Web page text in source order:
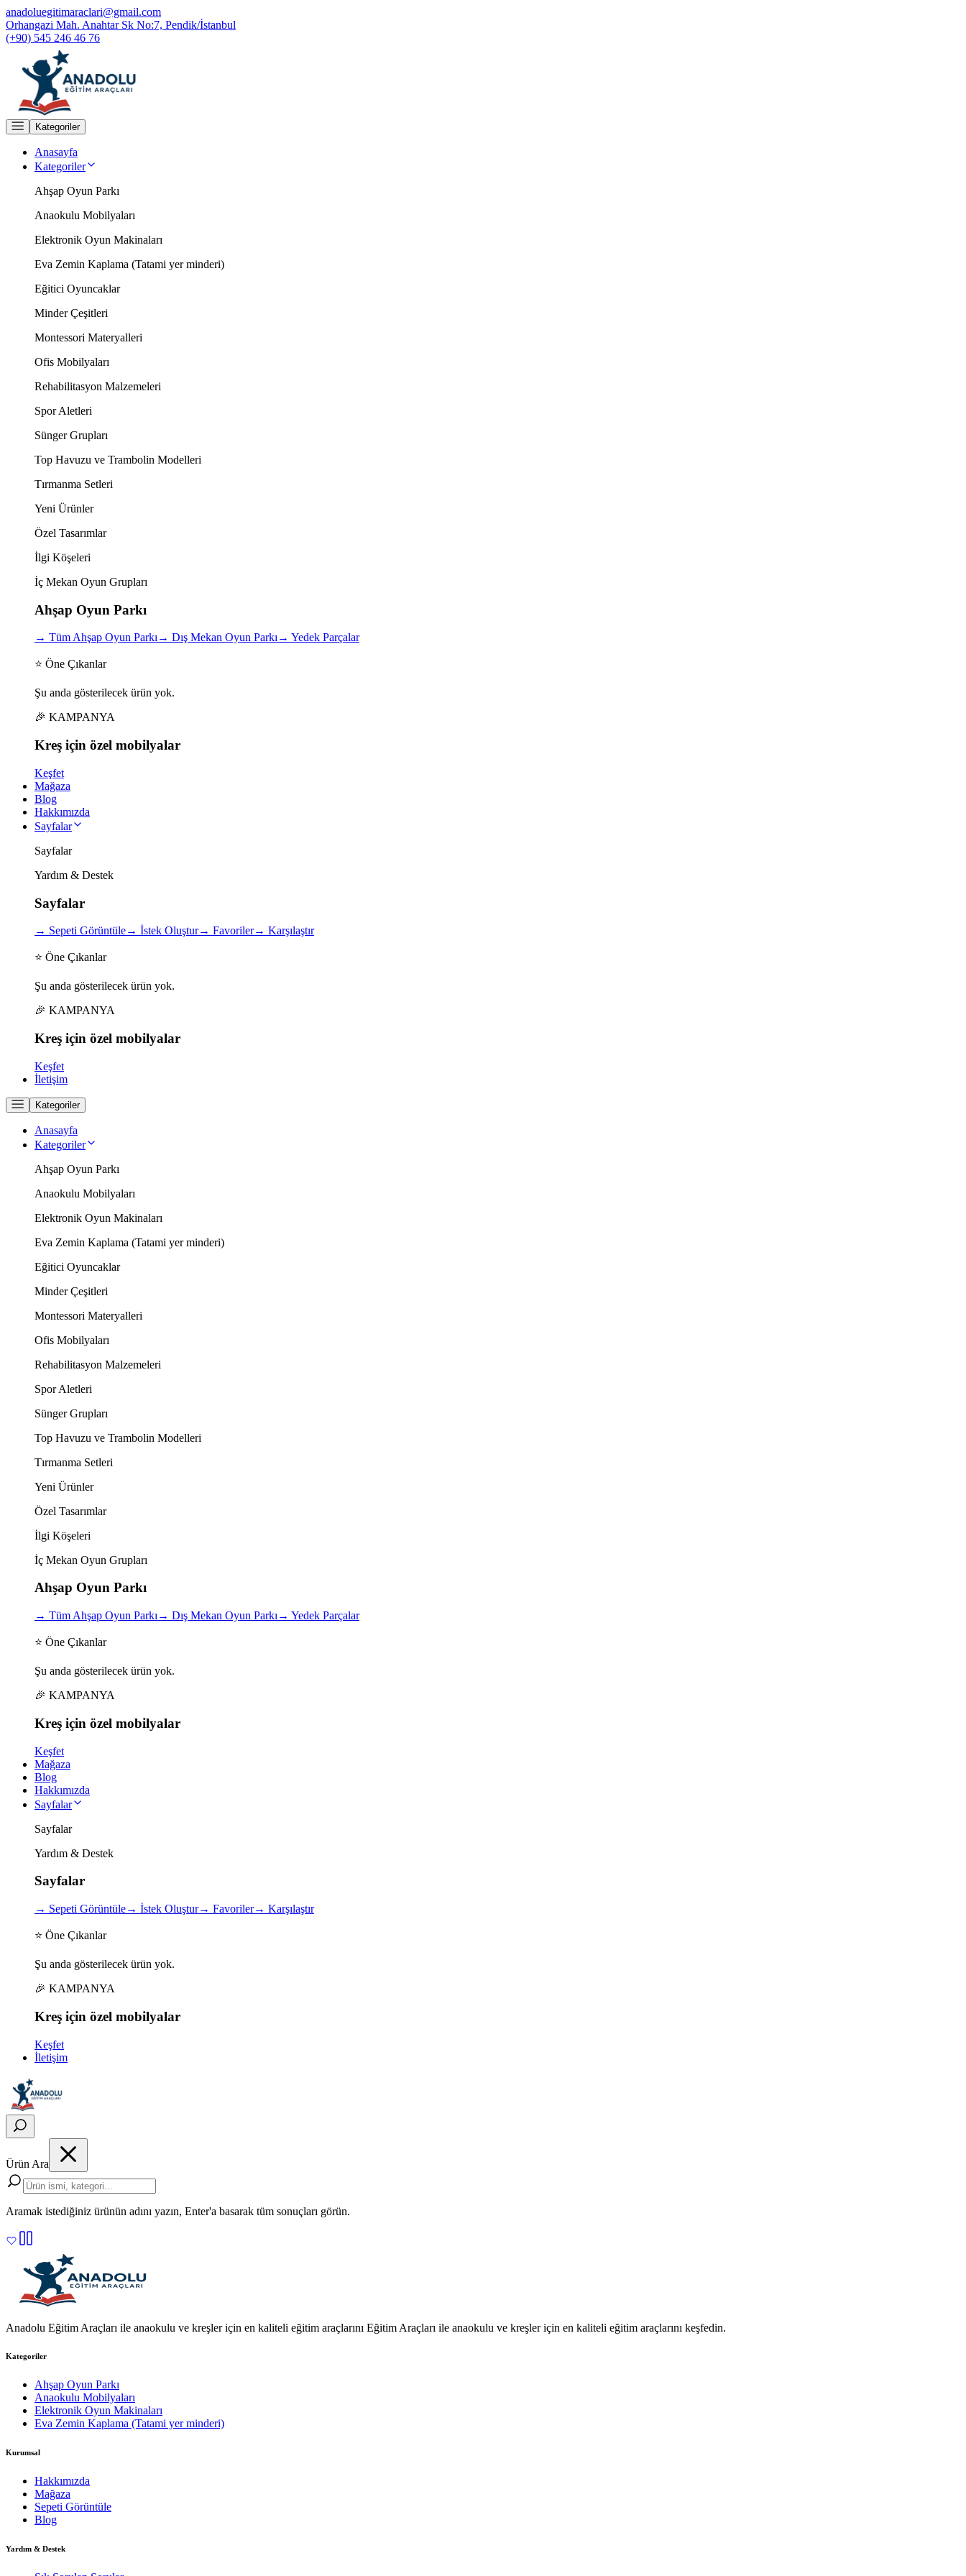
anadoluegitimaraclari@gmail.com
Orhangazi Mah. Anahtar Sk No:7, Pendik/İstanbul
(+90) 545 246 46 76
Kategoriler
Anasayfa
Kategoriler
Ahşap Oyun Parkı
Anaokulu Mobilyaları
Elektronik Oyun Makinaları
Eva Zemin Kaplama (Tatami yer minderi)
Eğitici Oyuncaklar
Minder Çeşitleri
Montessori Materyalleri
Ofis Mobilyaları
Rehabilitasyon Malzemeleri
Spor Aletleri
Sünger Grupları
Top Havuzu ve Trambolin Modelleri
Tırmanma Setleri
Yeni Ürünler
Özel Tasarımlar
İlgi Köşeleri
İç Mekan Oyun Grupları
Ahşap Oyun Parkı
→ Tüm Ahşap Oyun Parkı→ Dış Mekan Oyun Parkı→ Yedek Parçalar
⭐ Öne Çıkanlar
Şu anda gösterilecek ürün yok.
🎉 KAMPANYA
Kreş için özel mobilyalar
Keşfet
Mağaza
Blog
Hakkımızda
Sayfalar
Sayfalar
Yardım & Destek
Sayfalar
→ Sepeti Görüntüle→ İstek Oluştur→ Favoriler→ Karşılaştır
⭐ Öne Çıkanlar
Şu anda gösterilecek ürün yok.
🎉 KAMPANYA
Kreş için özel mobilyalar
Keşfet
İletişim
Kategoriler
Anasayfa
Kategoriler
Ahşap Oyun Parkı
Anaokulu Mobilyaları
Elektronik Oyun Makinaları
Eva Zemin Kaplama (Tatami yer minderi)
Eğitici Oyuncaklar
Minder Çeşitleri
Montessori Materyalleri
Ofis Mobilyaları
Rehabilitasyon Malzemeleri
Spor Aletleri
Sünger Grupları
Top Havuzu ve Trambolin Modelleri
Tırmanma Setleri
Yeni Ürünler
Özel Tasarımlar
İlgi Köşeleri
İç Mekan Oyun Grupları
Ahşap Oyun Parkı
→ Tüm Ahşap Oyun Parkı → Dış Mekan Oyun Parkı → Yedek Parçalar
⭐ Öne Çıkanlar
Şu anda gösterilecek ürün yok.
🎉 KAMPANYA
Kreş için özel mobilyalar
Keşfet
Mağaza
Blog
Hakkımızda
Sayfalar
Sayfalar
Yardım & Destek
Sayfalar
→ Sepeti Görüntüle→ İstek Oluştur→ Favoriler→ Karşılaştır
⭐ Öne Çıkanlar
Şu anda gösterilecek ürün yok.
🎉 KAMPANYA
Kreş için özel mobilyalar
Keşfet
İletişim
Ürün Ara
Aramak istediğiniz ürünün adını yazın, Enter'a basarak tüm sonuçları görün.
Anadolu Eğitim Araçları ile anaokulu ve kreşler için en kaliteli eğitim araçlarını Eğitim Araçları ile anaokulu ve kreşler için en kaliteli eğitim araçlarını keşfedin.
Kategoriler
Ahşap Oyun Parkı
Anaokulu Mobilyaları
Elektronik Oyun Makinaları
Eva Zemin Kaplama (Tatami yer minderi)
Kurumsal
Hakkımızda
Mağaza
Sepeti Görüntüle
Blog
Yardım & Destek